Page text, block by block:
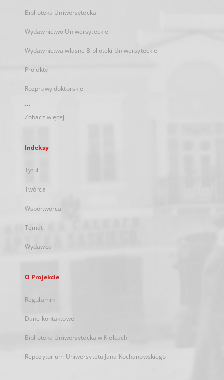
Biblioteka Uniwersytecka
Wydawnictwo Uniwersyteckie
Wydawnictwa własne Biblioteki Uniwersyteckiej
Projekty
Rozprawy doktorskie
...
Zobacz więcej
Indeksy
Tytuł
Twórca
Współtwórca
Temat
Wydawca
O Projekcie
Regulamin
Dane kontaktowe
Biblioteka Uniwersytecka w Kielcach
Repozytorium Uniwersytetu Jana Kochanowskiego